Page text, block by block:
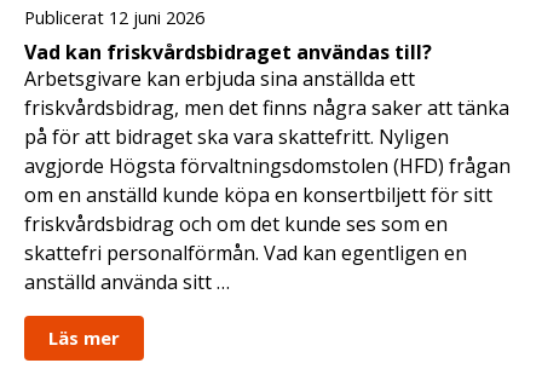
Publicerat 12 juni 2026
Vad kan friskvårdsbidraget användas till?
Arbetsgivare kan erbjuda sina anställda ett
friskvårdsbidrag, men det finns några saker att tänka
på för att bidraget ska vara skattefritt. Nyligen
avgjorde Högsta förvaltningsdomstolen (HFD) frågan
om en anställd kunde köpa en konsertbiljett för sitt
friskvårdsbidrag och om det kunde ses som en
skattefri personalförmån. Vad kan egentligen en
anställd använda sitt …
Läs mer